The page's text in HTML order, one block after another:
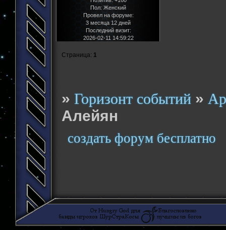
Пол:Женский
Провел на форуме:
3 месяца 12 дней
Последний визит:
2026-02-11 14:59:22
Страница: 1
»Горизонт событий »
Алейян
создать форум бесплатно